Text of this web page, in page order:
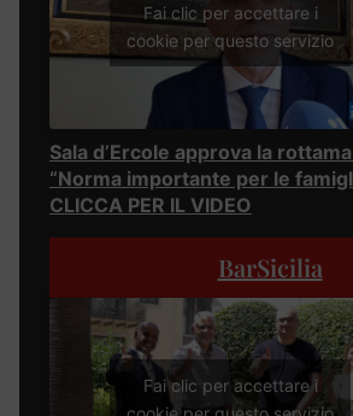
Fai clic per accettare i
cookie per questo servizio
Sala d’Ercole approva la
“Norma importante per le
CLICCA PER IL VIDEO
BarSicilia
Fai clic per accettare i